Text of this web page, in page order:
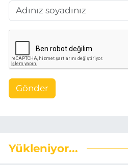
Gönder
Yükleniyor...